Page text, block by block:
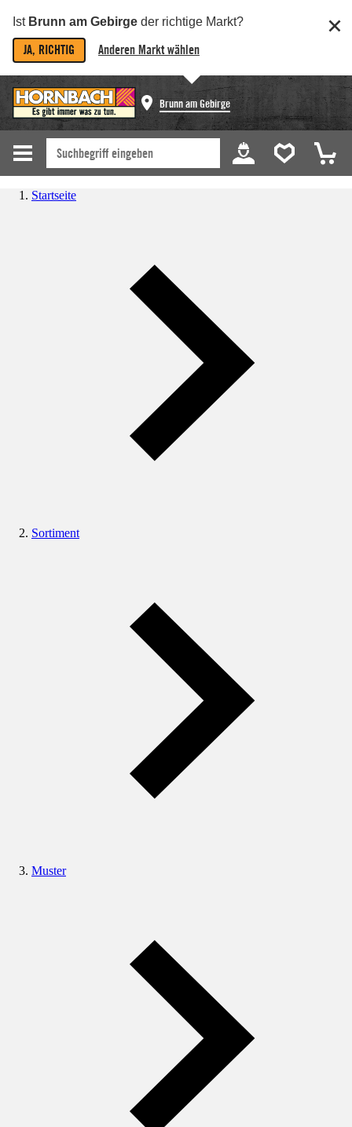
Ist Brunn am Gebirge der richtige Markt?
JA, RICHTIG Anderen Markt wählen
Brunn am Gebirge
Startseite
Sortiment
Muster